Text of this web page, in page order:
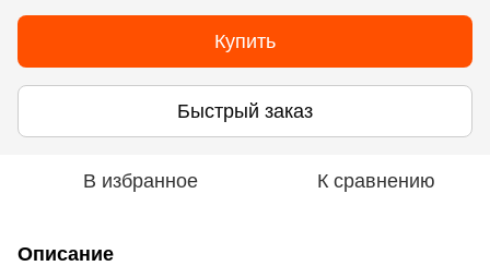
Купить
Быстрый заказ
В избранное К сравнению
Описание